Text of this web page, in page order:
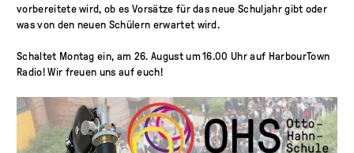
vorbereitete wird, ob es Vorsätze für das neue Schuljahr gibt oder
was von den neuen Schülern erwartet wird.
Schaltet Montag ein, am 26. August um 16.00 Uhr auf HarbourTown
Radio! Wir freuen uns auf euch!